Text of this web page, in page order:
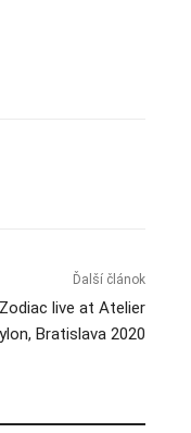
Ďalší článok
live at Atelier
Bratislava 2020